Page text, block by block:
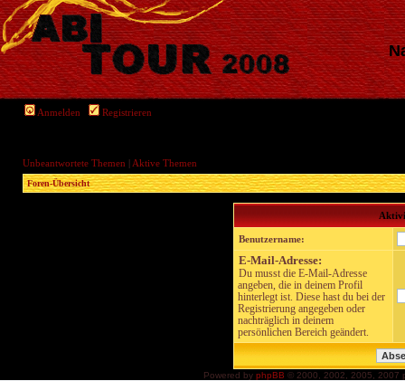
Anmelden Registrieren
Unbeantwortete Themen | Aktive Themen
Foren-Übersicht
Benutzername:
E-Mail-Adresse:
Du musst die E-Mail-Adresse
angeben, die in deinem Profil
hinterlegt ist. Diese hast du bei der
Registrierung angegeben oder
nachträglich in deinem
persönlichen Bereich geändert.
Powered by phpBB © 2000, 2002, 2005, 2007